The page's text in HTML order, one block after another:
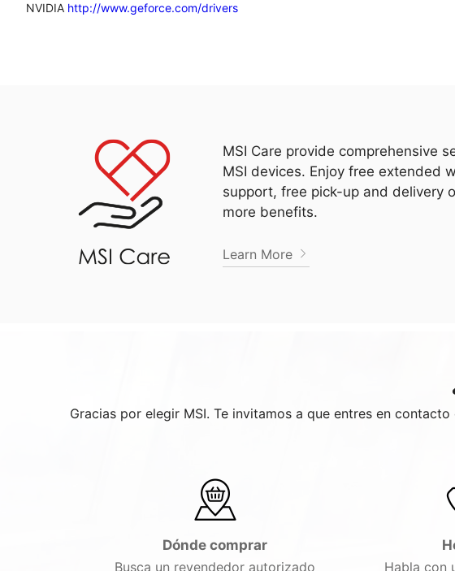
NVIDIA http://www.geforce.com/drivers
MSI Care provide comprehensive
MSI devices. Enjoy free extended
support, free pick-up and delivery
more benefits.
Learn More
Gracias por elegir MSI. Te invitamos a que entres en
Dónde comprar
Busca un revendedor autorizado
Habla con